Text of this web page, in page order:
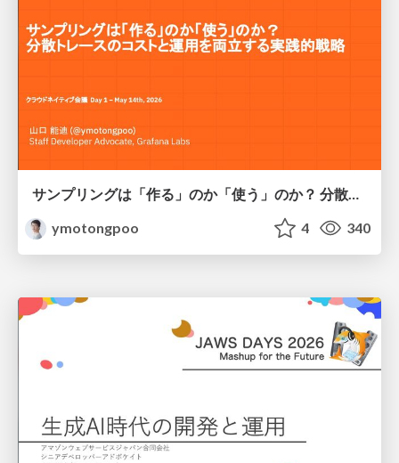
サンプリングは「作る」のか「使う」のか？ 分散トレースのコストと運用を両立する実践的戦略 / Why you need the tail sampling and why you don't want it
ymotongpoo
4 340